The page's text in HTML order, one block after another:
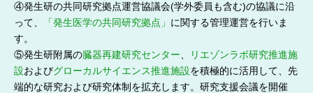
④発生研の共同研究拠点運営協議会(学外委員も含む)の協議に沿
って、
「発生医学の共同研究拠点」 に関する管理運営を行いま
す。
⑤発生研附属の臓器再建研究センター
リエゾンラボ研究推進施
設およびグローカルサイエンス推進施設を積極的に活用して、先
端的な研究および研究体制を拡充します。研究支援会議を開催